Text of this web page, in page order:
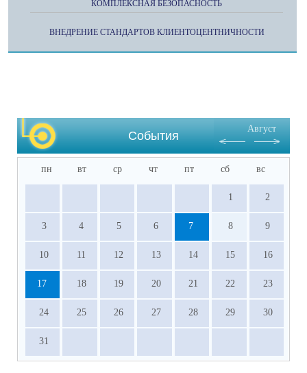
КОМПЛЕКСНАЯ БЕЗОПАСНОСТЬ
ВНЕДРЕНИЕ СТАНДАРТОВ КЛИЕНТОЦЕНТНИЧНОСТИ
События
Август
пн вт ср чт пт сб вс
1 2
3 4 5 6 7 8 9
10 11 12 13 14 15 16
17 18 19 20 21 22 23
24 25 26 27 28 29 30
31